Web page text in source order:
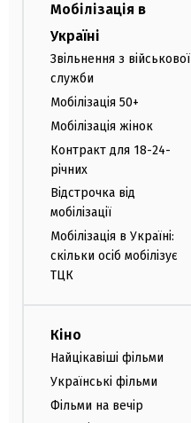
Мобілізація в
Україні
Звільнення з військової
служби
Мобілізація 50+
Мобілізація жінок
Контракт для 18-24-
річних
Відстрочка від
мобілізації
Мобілізація в Україні:
скільки осіб мобілізує
ТЦК
Кіно
Найцікавіші фільми
Українські фільми
Фільми на вечір